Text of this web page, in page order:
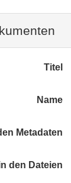
Titel
Name
Metadaten
den Dateien